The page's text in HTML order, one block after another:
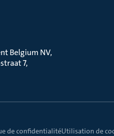
Belgium NV
7
de confidentialitéUtilisation de